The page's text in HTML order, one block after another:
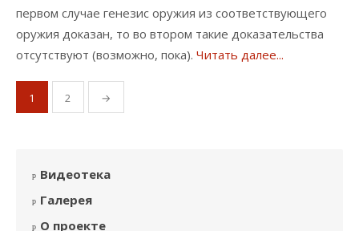
первом случае генезис оружия из соответствующего
оружия доказан, то во втором такие доказательства
отсутствуют (возможно, пока). Читать далее...
Пагинация
записей
1 2 →
Видеотека
Галерея
О проекте